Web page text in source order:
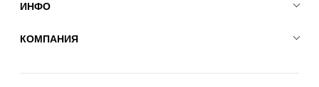
ИНФО
КОМПАНИЯ